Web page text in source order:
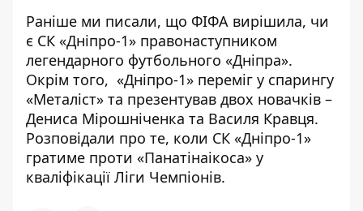
Раніше ми писали, що ФІФА вирішила, чи
є СК «Дніпро-1» правонаступником
легендарного футбольного «Дніпра».
Окрім того, «Дніпро-1» переміг у спарингу
«Металіст» та презентував двох новачків –
Дениса Мірошніченка та Василя Кравця.
Розповідали про те, коли СК «Дніпро-1»
гратиме проти «Панатінаікоса» у
кваліфікації Ліги Чемпіонів.